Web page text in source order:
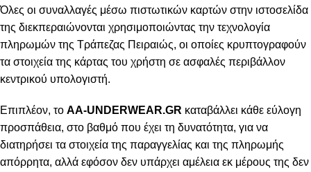
Όλες οι συναλλαγές μέσω πιστωτικών καρτών στην ιστοσελίδα
της διεκπεραιώνονται χρησιμοποιώντας την τεχνολογία
πληρωμών της Τράπεζας Πειραιώς, οι οποίες κρυπτογραφούν
τα στοιχεία της κάρτας του χρήστη σε ασφαλές περιβάλλον
κεντρικού υπολογιστή.
Επιπλέον, το AA-UNDERWEAR.GR καταβάλλει κάθε εύλογη
προσπάθεια, στο βαθμό που έχει τη δυνατότητα, για να
διατηρήσει τα στοιχεία της παραγγελίας και της πληρωμής
απόρρητα, αλλά εφόσον δεν υπάρχει αμέλεια εκ μέρους της δεν